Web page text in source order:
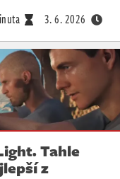
3. 6. 2026
Tahle
z